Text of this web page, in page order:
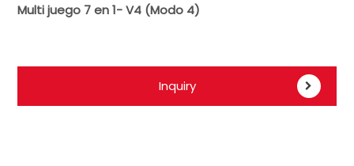
Multi juego 7 en 1- V4 (Modo 4)
Inquiry